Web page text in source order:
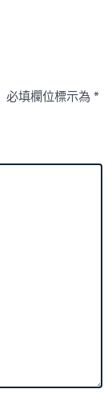
必填欄位標示為*